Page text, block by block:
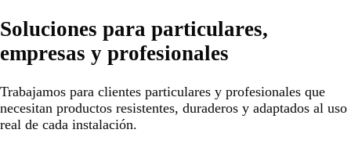
Soluciones para particulares,
empresas y profesionales
Trabajamos para clientes particulares y profesionales que
necesitan productos resistentes, duraderos y adaptados al uso
real de cada instalación.